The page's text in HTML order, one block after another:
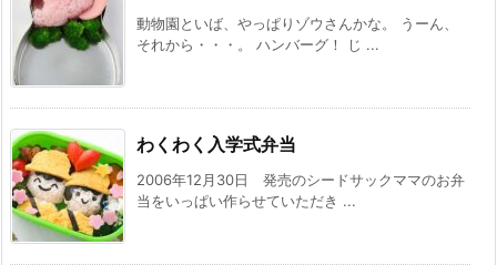
動物園といば、やっぱりゾウさんかな。 うーん、
それから・・・。 ハンバーグ！ じ ...
わくわく入学式弁当
2006年12月30日 発売のシードサックママのお弁
当をいっぱい作らせていただき ...